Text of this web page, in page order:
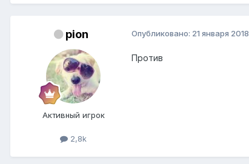
pion
Активный игрок
2,8k
Опубликовано: 21 января 2018
Против